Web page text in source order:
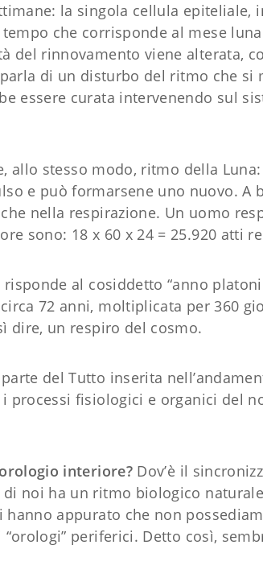
la singola cellula epiteliale,
che corrisponde al mese
del rinnovamento viene alterata,
di un disturbo del ritmo che si
essere curata intervenendo sul
allo stesso modo, ritmo della
e può formarsene uno nuovo. A
nella respirazione. Un uomo
sono: 18 x 60 x 24 = 25.920 atti
al cosiddetto “anno
72 anni, moltiplicata per 360
dire, un respiro del cosmo.
del Tutto inserita
processi fisiologici e organici del
interiore?Dov’è il
di noi ha un ritmo biologico
hanno appurato che non
“orologi” periferici. Detto così,